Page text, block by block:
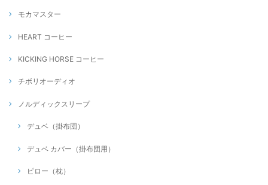
モカマスター
HEART コーヒー
KICKING HORSE コーヒー
チボリオーディオ
ノルディックスリープ
デュベ（掛布団）
デュベ カバー（掛布団用）
ピロー（枕）